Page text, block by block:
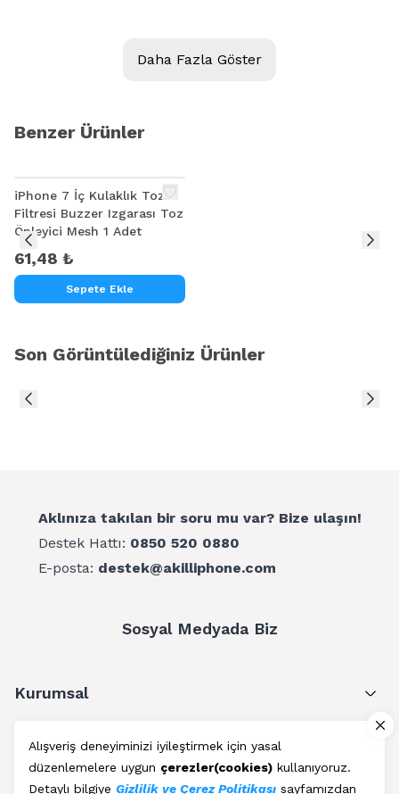
Alışveriş deneyiminizi iyileştirmek için yasal
düzenlemelere uygun çerezler(cookies) kullanıyoruz.
Detaylı bilgiye Gizlilik ve Çerez Politikası sayfamızdan
ALLY GALAXY J5 J500 ŞARJ İÇ ENTGRE (SM5703A)
ALLY GALAXY A8 A800 ŞARJ İÇ ENTGRE (SM5703A)
ALLY GALAXY A5 2016 A510 ŞARJ İÇ ENTGRE (SM5703A)
ALLY GALAXY TAB S2 T710 T715 ŞARJ İÇ ENTGRE (SM5703A)
Daha Fazla Göster
Benzer Ürünler
iPhone 7 İç Kulaklık Toz
Filtresi Buzzer Izgarası Toz
Önleyici Mesh 1 Adet
61,48 ₺
Sepete Ekle
Son Görüntülediğiniz Ürünler
Aklınıza takılan bir soru mu var? Bize ulaşın!
Destek Hattı: 0850 520 0880
E-posta: destek@akilliphone.com
Sosyal Medyada Biz
Kurumsal
Müşteri Hizmetleri
Üyelik